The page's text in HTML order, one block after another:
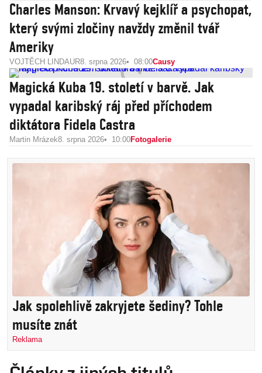
Charles Manson: Krvavý kejklíř a psychopat,
který svými zločiny navždy změnil tvář
Ameriky
VOJTĚCH LINDAUR8. srpna 2026 08:00Causy
Magická Kuba 19. století v barvě. Jak
vypadal karibský ráj před příchodem
diktátora Fidela Castra
Martin Mrázek8. srpna 2026 10:00Fotogalerie
Jak spolehlivě zakryjete šediny? Tohle
musíte znát
Reklama